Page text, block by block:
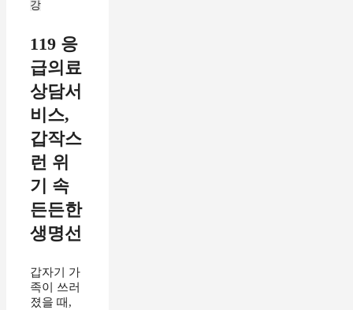
강
119 응
급의료
상담서
비스,
갑작스
런 위
기 속
든든한
생명선
갑자기 가
족이 쓰러
졌을 때,